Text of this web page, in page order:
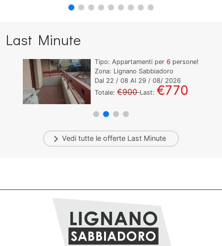
Last Minute
Tipo: Appartamenti per6 persone!
Zona: Lignano Sabbiadoro
Dal22/ 08 Al29/ 08/ 2026
Totale:€900Last:€770
Vedi tutte le offerte Last Minute